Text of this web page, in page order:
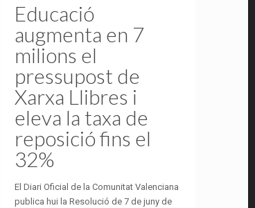
Educació
augmenta en 7
milions el
pressupost de
Xarxa Llibres i
eleva la taxa de
reposició fins el
32%
El Diari Oficial de la Comunitat Valenciana
publica hui la Resolució de 7 de juny de